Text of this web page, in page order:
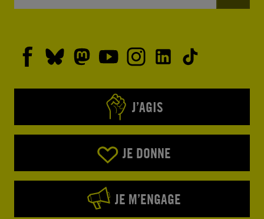
J’AGIS
JE DONNE
JE M’ENGAGE